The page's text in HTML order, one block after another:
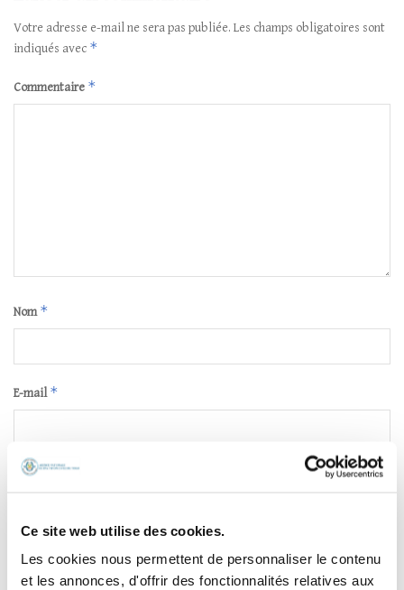
Ce site web utilise des cookies.
Les cookies nous permettent de personnaliser le contenu
et les annonces, d'offrir des fonctionnalités relatives aux
Votre adresse e-mail ne sera pas publiée. Les champs obligatoires sont
indiqués avec *
Commentaire *
Nom*
E-mail*
Site web
trois × = 27